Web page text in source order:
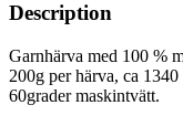
Description
Garnhärva med 100 %
200g per härva, ca 1340
60grader maskintvätt.